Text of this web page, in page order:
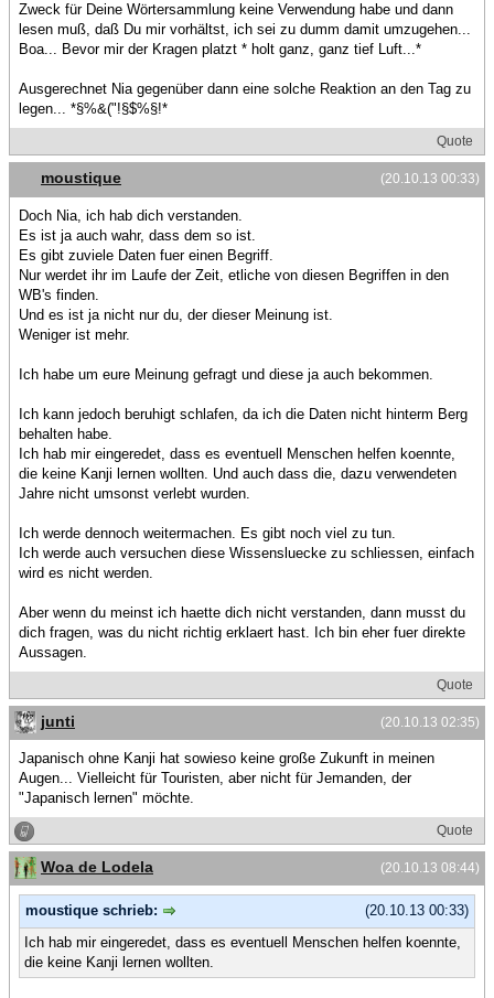
Zweck für Deine Wörtersammlung keine Verwendung habe und dann
lesen muß, daß Du mir vorhältst, ich sei zu dumm damit umzugehen...
Boa... Bevor mir der Kragen platzt * holt ganz, ganz tief Luft...*
Ausgerechnet Nia gegenüber dann eine solche Reaktion an den Tag zu
legen... *§%&("!§$%§!*
Quote
(20.10.13 00:33)
moustique
Doch Nia, ich hab dich verstanden.
Es ist ja auch wahr, dass dem so ist.
Es gibt zuviele Daten fuer einen Begriff.
Nur werdet ihr im Laufe der Zeit, etliche von diesen Begriffen in den
WB's finden.
Und es ist ja nicht nur du, der dieser Meinung ist.
Weniger ist mehr.
Ich habe um eure Meinung gefragt und diese ja auch bekommen.
Ich kann jedoch beruhigt schlafen, da ich die Daten nicht hinterm Berg
behalten habe.
Ich hab mir eingeredet, dass es eventuell Menschen helfen koennte,
die keine Kanji lernen wollten. Und auch dass die, dazu verwendeten
Jahre nicht umsonst verlebt wurden.
Ich werde dennoch weitermachen. Es gibt noch viel zu tun.
Ich werde auch versuchen diese Wissensluecke zu schliessen, einfach
wird es nicht werden.
Aber wenn du meinst ich haette dich nicht verstanden, dann musst du
dich fragen, was du nicht richtig erklaert hast. Ich bin eher fuer direkte
Aussagen.
Quote
(20.10.13 02:35)
junti
Japanisch ohne Kanji hat sowieso keine große Zukunft in meinen
Augen... Vielleicht für Touristen, aber nicht für Jemanden, der
"Japanisch lernen" möchte.
Quote
(20.10.13 08:44)
Woa de Lodela
(20.10.13 00:33)
moustique schrieb:
Ich hab mir eingeredet, dass es eventuell Menschen helfen koennte,
die keine Kanji lernen wollten.